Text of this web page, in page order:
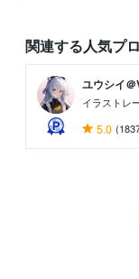
関連する人気プ
ユウシイ
イラストレ
5.0